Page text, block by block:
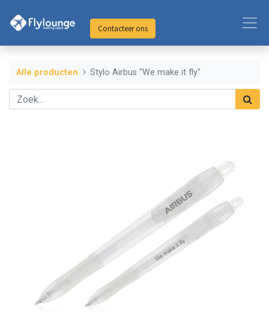
Contacteer ons
Alle producten Stylo Airbus "We make it fly"